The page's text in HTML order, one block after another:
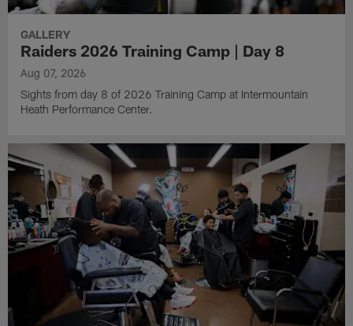
GALLERY
Raiders 2026 Training Camp | Day 8
Aug 07, 2026
Sights from day 8 of 2026 Training Camp at Intermountain
Heath Performance Center.